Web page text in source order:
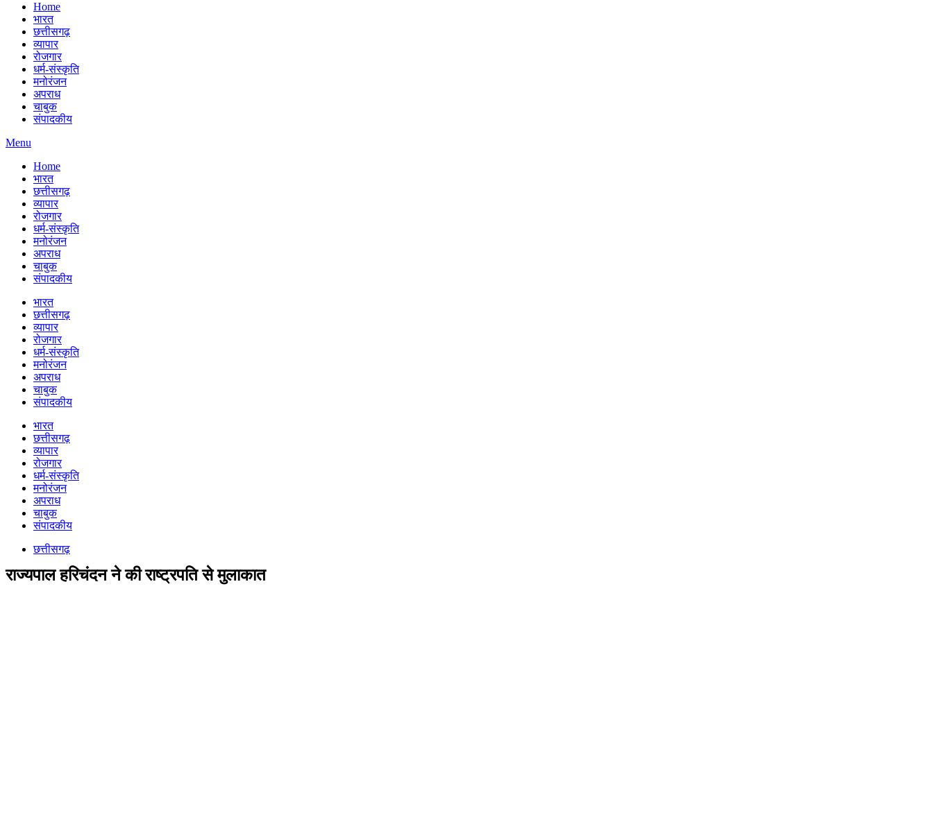
Home
भारत
छत्तीसगढ़
व्यापार
रोजगार
धर्म-संस्कृति
मनोरंजन
अपराध
चाबुक
संपादकीय
Menu
Home
भारत
छत्तीसगढ़
व्यापार
रोजगार
धर्म-संस्कृति
मनोरंजन
अपराध
चाबुक
संपादकीय
भारत
छत्तीसगढ़
व्यापार
रोजगार
धर्म-संस्कृति
मनोरंजन
अपराध
चाबुक
संपादकीय
भारत
छत्तीसगढ़
व्यापार
रोजगार
धर्म-संस्कृति
मनोरंजन
अपराध
चाबुक
संपादकीय
छत्तीसगढ़
राज्यपाल हरिचंदन ने की राष्ट्रपति से मुलाकात